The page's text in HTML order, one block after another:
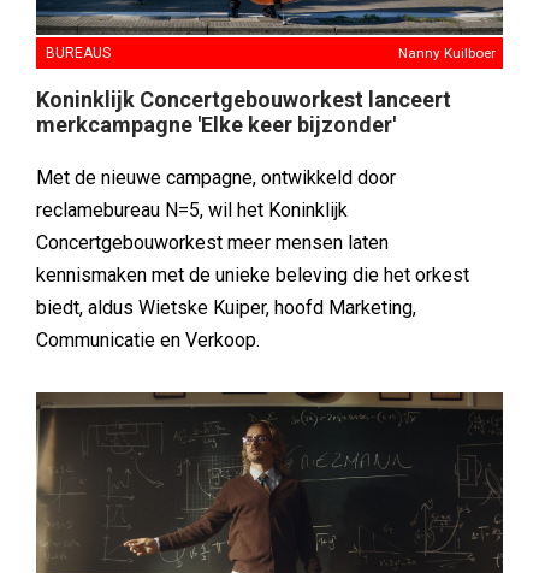
BUREAUS Nanny Kuilboer
Koninklijk Concertgebouworkest lanceert
merkcampagne 'Elke keer bijzonder'
Met de nieuwe campagne, ontwikkeld door
reclamebureau N=5, wil het Koninklijk
Concertgebouworkest meer mensen laten
kennismaken met de unieke beleving die het orkest
biedt, aldus Wietske Kuiper, hoofd Marketing,
Communicatie en Verkoop.